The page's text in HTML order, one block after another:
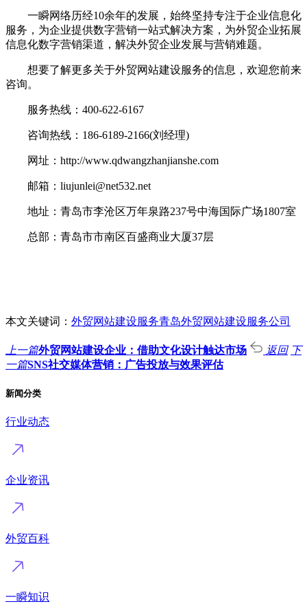
一瞬网络历经10余年的发展，始终坚持专注于企业信息化
服务，为企业提供数字营销一站式解决方案，为外贸企业拓展
信息化数字营销渠道，解决外贸企业发展与营销难题。
想要了解更多关于外贸网站建设服务的信息，欢迎您前来
咨询。
服务热线：400-622-6167
咨询热线：186-6189-2166(刘经理)
网址：http://www.qdwangzhanjianshe.com
邮箱：liujunlei@net532.net
地址：青岛市李沧区万年泉路237号中海国际广场1807室
总部：青岛市市南区百盛商业大厦37层
本文关键词： 外贸网站建设服务青岛外贸网站建设服务公司
上一篇外贸网站建设企业：借助文化设计触达市场 返回 下
一篇SNS社交媒体营销：广告投放与效果评估
新闻分类
行业动态
企业资讯
外贸百科
一瞬知识